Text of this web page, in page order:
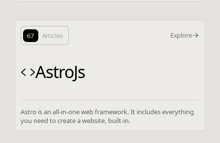
67 Articles Explore
AstroJs
Astro is an all-in-one web framework. It includes everything
you need to create a website, built-in.